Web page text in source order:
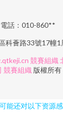
電話：010-860**
科薈路33號17幢
競賽組織
競賽組織 版權所有
能还对以下资源